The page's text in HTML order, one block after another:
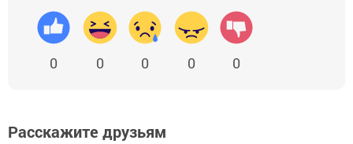
0 0 0 0 0
Расскажите друзьям